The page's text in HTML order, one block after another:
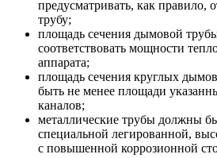
предусматривать, как
трубу;
площадь сечения дымовой
соответствовать мощности
аппарата;
площадь сечения круглых
быть не менее площади
каналов;
металлические трубы должны
специальной легированной,
с повышенной коррозионной